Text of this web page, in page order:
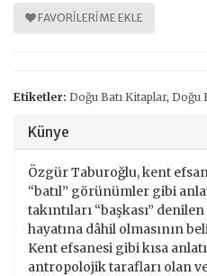
FAVORILERIME EKLE
Etiketler: Doğu Batı Kitaplar, Doğu
Künye
Özgür Taburoğlu, kent
“batıl” görünümler gibi
takıntıları “başkası”
hayatına dâhil olmasının
Kent efsanesi gibi kısa
antropolojik tarafları olan ve